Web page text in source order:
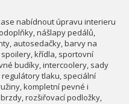
nabídnout úpravu interieru
nášlapy pedálů,
autosedačky, barvy na
křídla, sportovní
budíky, intercoolery, sady
tlaku, speciální
kompletní pevné i
rozšiřovací podložky,